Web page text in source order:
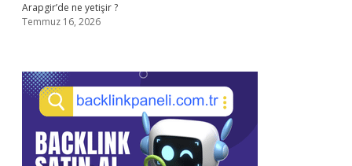
Arapgir’de ne yetişir ?
Temmuz 16, 2026